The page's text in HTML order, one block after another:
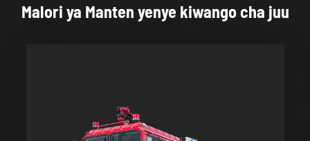
Malori ya Manten yenye kiwango cha juu